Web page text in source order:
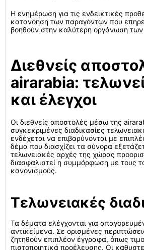
Η ενημέρωση για τις ενδεικτικές
κατανόηση των παραγόντων που
βοηθούν στην καλύτερη οργάνωση
Διεθνείς
airarabia:
και έλεγχοι
Οι διεθνείς αποστολές μέσω της
συγκεκριμένες διαδικασίες
ενδέχεται να επιβαρύνονται με
δέμα που διασχίζει τα σύνορα
τελωνειακές αρχές της χώρας
διασφαλιστεί η συμμόρφωση με τους
κανονισμούς.
Τελωνειακές
Τα δέματα ελέγχονται για
αντικείμενα. Σε ορισμένες
ζητηθούν επιπλέον έγγραφα, όπως
πιστοποιητικά προέλευσης. Οι